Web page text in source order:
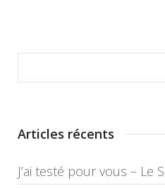
Articles récents
J’ai testé pour vous – Le